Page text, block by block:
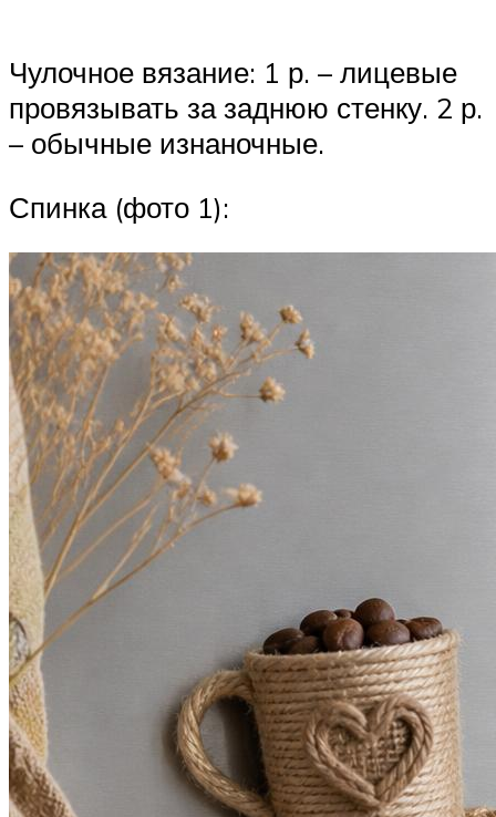
Чулочное вязание: 1 р. – лицевые
провязывать за заднюю стенку. 2 р.
– обычные изнаночные.
Спинка (фото 1):